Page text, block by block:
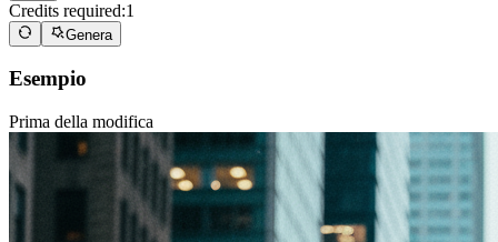
Credits required:1
Genera
Esempio
Prima della modifica